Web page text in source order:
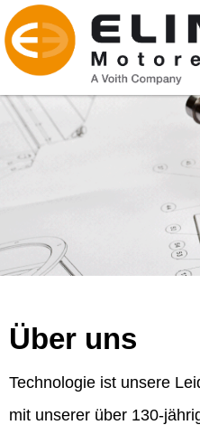
Über uns
Technologie ist unsere
mit unserer über 130-